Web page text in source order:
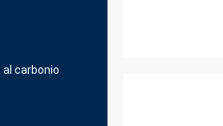
al carbonio